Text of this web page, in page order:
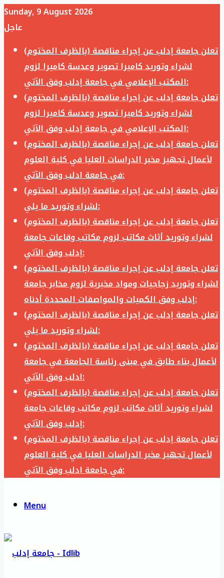
Sunday, 9 August 2026
عاجل
تعلن جامعة إدلب عن إجراء مناقصة (بالظرف المختوم)
لشراء وتوريد كاميرا تصوير وعدسة كاميرا لزوم
المكتب الإعلامي في جامعة إدلب وفق الآتي:
تعلن جامعة إدلب عن إجراء مناقصة (بالظرف المختوم)
لشراء وتوريد كاميرا تصوير وعدسة كاميرا لزوم
المكتب الإعلامي في جامعة إدلب وفق الآتي:
تعلن جامعة إدلب عن إجراء مناقصة (بالظرف المختوم)
لأعمال تجهيز مخبر الدراسات العليا في كلية العلوم
في جامعة ادلب وفق الآتي:
تعلن جامعة إدلب عن إجراء مناقصة (بالظرف المختوم)
لشراء وتوريد ما يلي:
تعلن جامعة إدلب عن إجراء مناقصة (بالظرف المختوم)
لشراء وتوريد أثاث مكاتب لزوم مكاتب وقاعات جامعة
إدلب وفق الآتي:
تعلن جامعة إدلب عن إجراء مناقصة (بالظرف المختوم)
لشراء وتوريد زجاجيات ومواد مخبرية لزوم مخابر جامعة
إدلب وفق الكميات والمواصفات المحددة أدناه:
تعلن جامعة إدلب عن إجراء مناقصة (بالظرف المختوم)
لشراء وتوريد ما يلي:
تعلن جامعة إدلب عن إجراء مناقصة (بالظرف المختوم)
لأعمال بناء طابق في مبنى رئاسة الجامعة في جامعة
ادلب وفق الآتي:
تعلن جامعة إدلب عن إجراء مناقصة (بالظرف المختوم)
لشراء وتوريد أثاث مكاتب لزوم مكاتب وقاعات جامعة
إدلب وفق الآتي:
تعلن جامعة إدلب عن إجراء مناقصة (بالظرف المختوم)
لأعمال تجهيز مخبر الدراسات العليا في كلية العلوم
في جامعة ادلب وفق الآتي:
Menu